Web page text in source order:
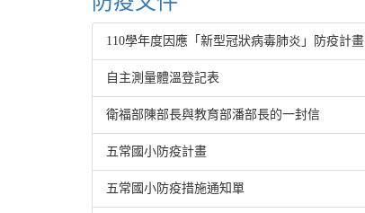
110學年度因應「新型冠狀病毒肺炎」防疫計畫
自主測量體溫登記表
衛福部陳部長與教育部潘部長的一封信
五常國小防疫計畫
五常國小防疫措施通知單